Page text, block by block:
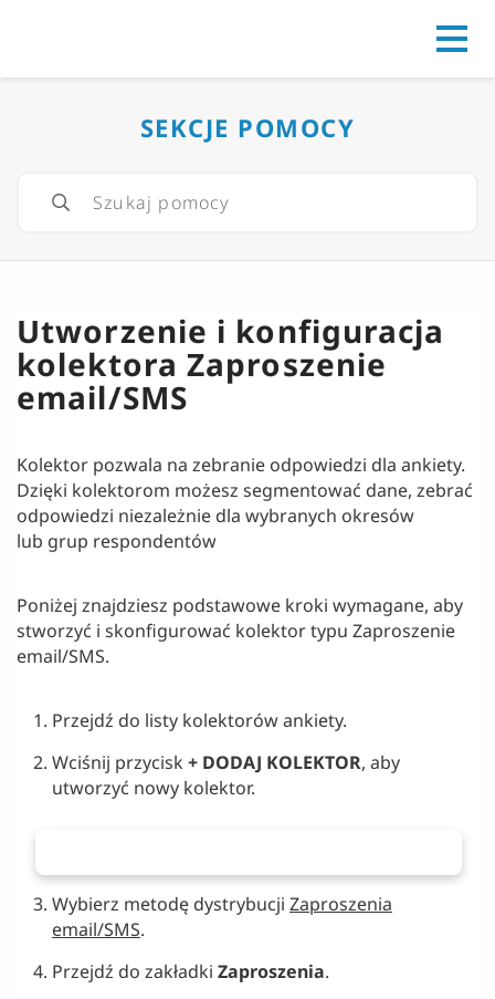
SEKCJE POMOCY
Utworzenie i konfiguracja
kolektora Zaproszenie
email/SMS
Kolektor pozwala na zebranie odpowiedzi dla ankiety.
Dzięki kolektorom możesz segmentować dane, zebrać
odpowiedzi niezależnie dla wybranych okresów
lub grup respondentów
Poniżej znajdziesz podstawowe kroki wymagane, aby
stworzyć i skonfigurować kolektor typu Zaproszenie
email/SMS.
Przejdź do listy kolektorów ankiety.
Wciśnij przycisk + DODAJ KOLEKTOR, aby
utworzyć nowy kolektor.
Wybierz metodę dystrybucji Zaproszenia
email/SMS.
Przejdź do zakładki Zaproszenia.